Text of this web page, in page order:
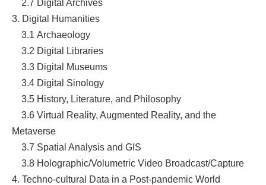
2.7 Digital Archives
3. Digital Humanities
3.1 Archaeology
3.2 Digital Libraries
3.3 Digital Museums
3.4 Digital Sinology
3.5 History, Literature, and Philosophy
3.6 Virtual Reality, Augmented Reality, and the
Metaverse
3.7 Spatial Analysis and GIS
3.8 Holographic/Volumetric Video Broadcast/Capture
4. Techno-cultural Data in a Post-pandemic World